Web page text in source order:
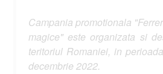
Campania promotionala "Ferrero
magice" este organizata si
teritoriul Romaniei, in perioada
decembrie 2022.